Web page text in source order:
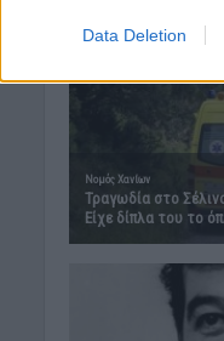
Data Deletion